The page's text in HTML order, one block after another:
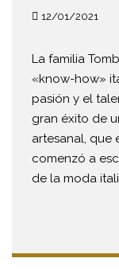
12/01/2021
La familia
«know-how»
pasión y el
gran éxito de
artesanal, que
comenzó a
de la moda